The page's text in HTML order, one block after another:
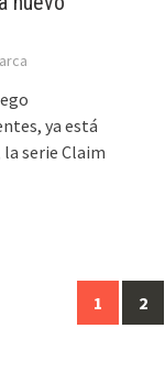
ya está
serie Claim
1 2